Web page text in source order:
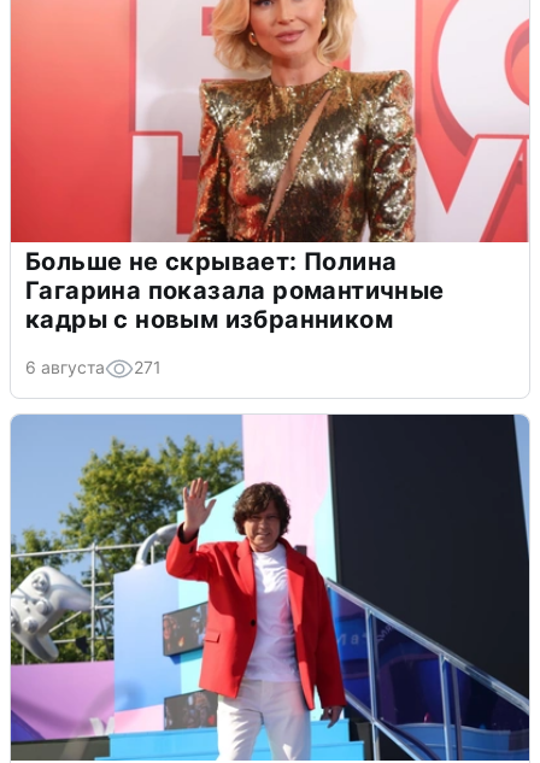
Больше не скрывает: Полина
Гагарина показала романтичные
кадры с новым избранником
6 августа 271